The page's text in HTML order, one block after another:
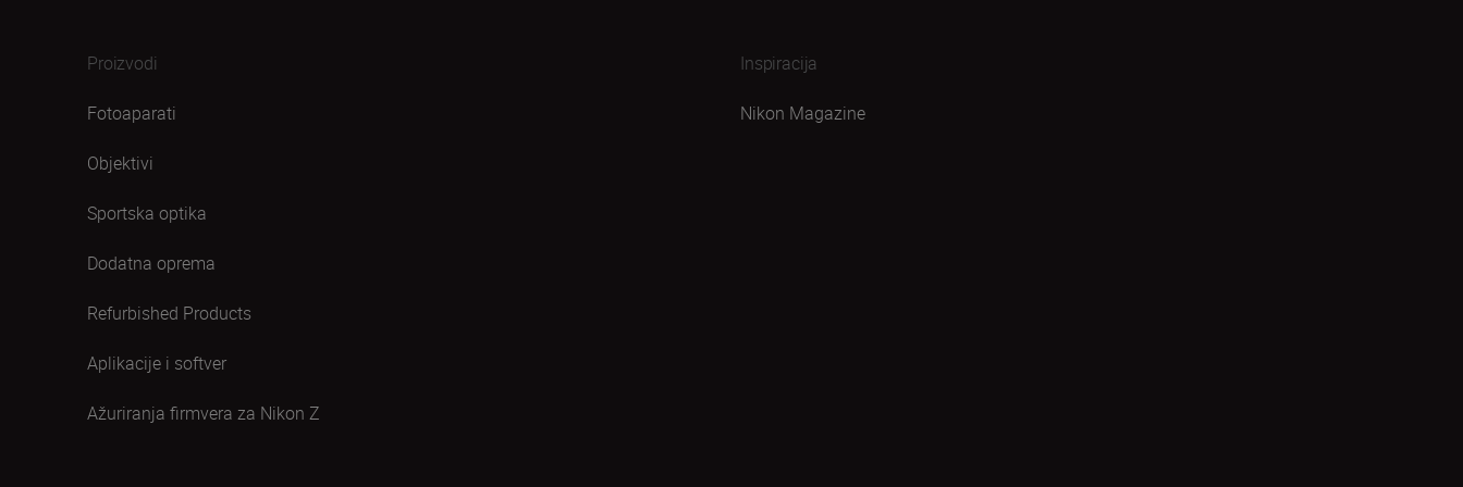
Proizvodi
Fotoaparati
Objektivi
Sportska optika
Dodatna oprema
Refurbished Products
Aplikacije i softver
Ažuriranja firmvera za Nikon Z
Inspiracija
Nikon Magazine